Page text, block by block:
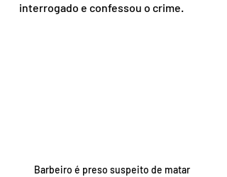
interrogado e confessou o crime.
Barbeiro é preso suspeito de matar